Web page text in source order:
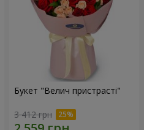
Букет "Велич пристрасті"
3 412 грн